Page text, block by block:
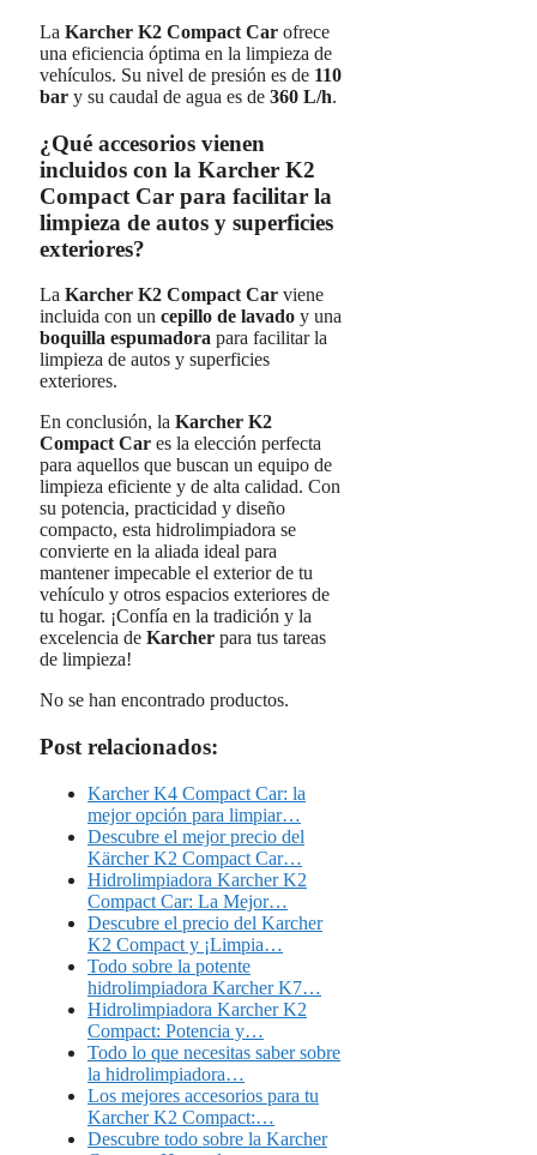
La Karcher K2 Compact Car ofrece
una eficiencia óptima en la limpieza de
vehículos. Su nivel de presión es de 110
bar y su caudal de agua es de 360 L/h.
¿Qué accesorios vienen
incluidos con la Karcher K2
Compact Car para facilitar la
limpieza de autos y superficies
exteriores?
La Karcher K2 Compact Car viene
incluida con un cepillo de lavado y una
boquilla espumadora para facilitar la
limpieza de autos y superficies
exteriores.
En conclusión, la Karcher K2
Compact Car es la elección perfecta
para aquellos que buscan un equipo de
limpieza eficiente y de alta calidad. Con
su potencia, practicidad y diseño
compacto, esta hidrolimpiadora se
convierte en la aliada ideal para
mantener impecable el exterior de tu
vehículo y otros espacios exteriores de
tu hogar. ¡Confía en la tradición y la
excelencia de Karcher para tus tareas
de limpieza!
No se han encontrado productos.
Post relacionados:
Karcher K4 Compact Car: la
mejor opción para limpiar…
Descubre el mejor precio del
Kärcher K2 Compact Car…
Hidrolimpiadora Karcher K2
Compact Car: La Mejor…
Descubre el precio del Karcher
K2 Compact y ¡Limpia…
Todo sobre la potente
hidrolimpiadora Karcher K7…
Hidrolimpiadora Karcher K2
Compact: Potencia y…
Todo lo que necesitas saber sobre
la hidrolimpiadora…
Los mejores accesorios para tu
Karcher K2 Compact:…
Descubre todo sobre la Karcher